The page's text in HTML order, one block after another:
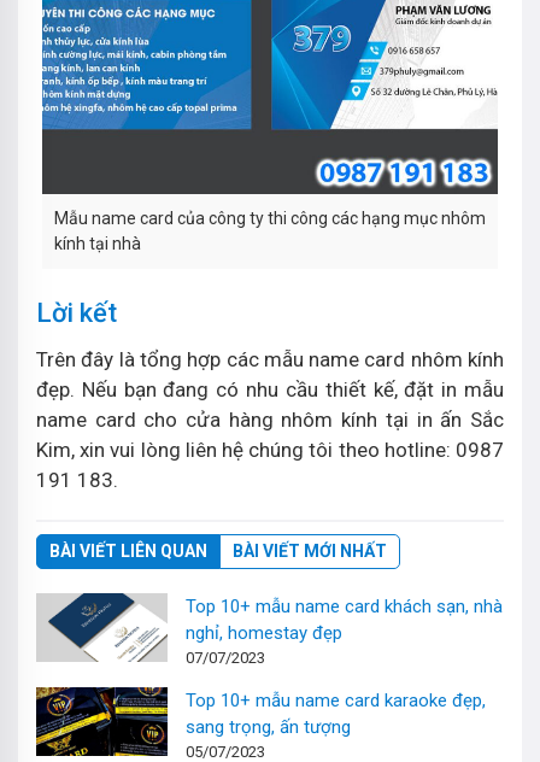
Mẫu name card của công ty thi công các hạng mục nhôm
kính tại nhà
Lời kết
Trên đây là tổng hợp các mẫu name card nhôm kính
đẹp. Nếu bạn đang có nhu cầu thiết kế, đặt in mẫu
name card cho cửa hàng nhôm kính tại in ấn Sắc
Kim, xin vui lòng liên hệ chúng tôi theo hotline: 0987
191 183.
BÀI VIẾT LIÊN QUAN BÀI VIẾT MỚI NHẤT
Top 10+ mẫu name card khách sạn, nhà
nghỉ, homestay đẹp
07/07/2023
Top 10+ mẫu name card karaoke đẹp,
sang trọng, ấn tượng
05/07/2023